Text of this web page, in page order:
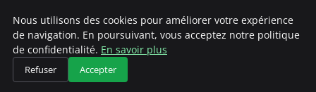
Climategatecountryclub.com
Accueil
Économie circulaire
Nous utilisons des cookies pour améliorer votre expérience
de navigation. En poursuivant, vous acceptez notre politique
de confidentialité. En savoir plus
Refuser Accepter